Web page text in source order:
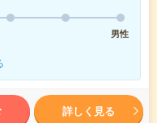
男性
詳しく見る